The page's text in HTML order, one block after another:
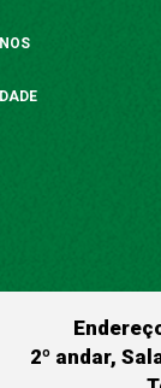
2º andar,